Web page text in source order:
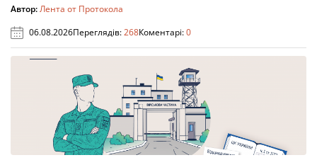
Автор:Лента от Протокола
06.08.2026Переглядів:268Коментарі:0